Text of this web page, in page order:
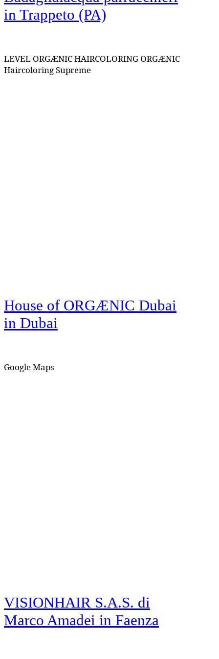
in Trappeto (PA)
LEVEL ORGÆNIC HAIRCOLORING ORGÆNIC
Haircoloring Supreme
House of ORGÆNIC Dubai
in Dubai
Google Maps
VISIONHAIR S.A.S. di
Marco Amadei in Faenza